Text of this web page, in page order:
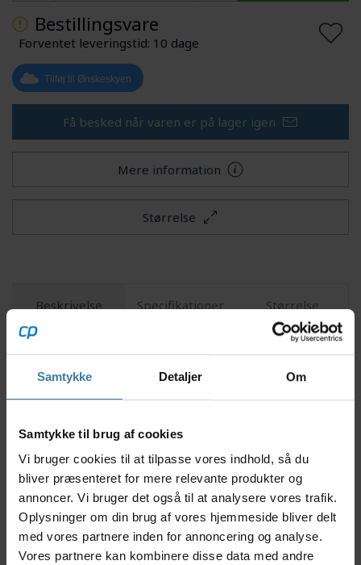
Samtykke Detaljer Om
Samtykke til brug af cookies
Vi bruger cookies til at tilpasse vores indhold, så du
bliver præsenteret for mere relevante produkter og
annoncer. Vi bruger det også til at analysere vores trafik.
Oplysninger om din brug af vores hjemmeside bliver delt
med vores partnere inden for annoncering og analyse.
Vores partnere kan kombinere disse data med andre
Bestillingsvare
Forventet leveringstid: 10 dage
Tilføj til Ønskeskyen
Få besked når varen er på lager igen
Mere information
Størrelse
Beskrivelse Specifikationer Størrelse
Oplev ultimativ komfort og funktionalitet med SCOTT
Trail Storm Hoody. Denne hoody er perfekt til dig,
der elsker at tage på spændende mountainbiketure,
Lavet af højkvalitetsmaterialer, tilbyder denne hoody
både vindbeskyttelse og åndbarhed, hvilket gør den
ideel til varierende vejrforhold.
Nyttige facts
Fremstillet af miljøvenlige materialer, som er
både slidstærke og bæredygtige.